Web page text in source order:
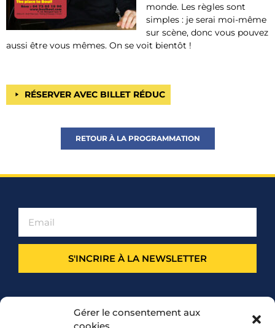
Gérer le consentement aux
monde. Les règles sont
simples : je serai moi-même
sur scène, donc vous pouvez
aussi être vous mêmes. On se voit bientôt !
RÉSERVER AVEC BILLET RÉDUC
RETOUR À LA PROGRAMMATION
S'INCRIRE À LA NEWSLETTER